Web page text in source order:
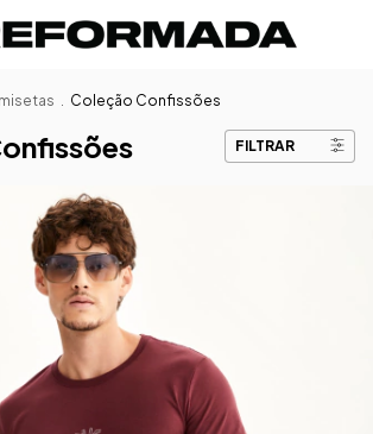
Coleção Confissões
FILTRAR